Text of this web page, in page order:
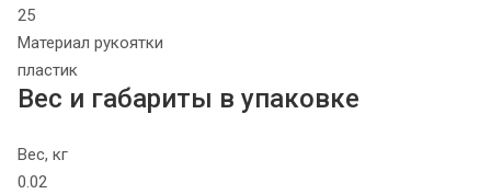
25
Материал рукоятки
пластик
Вес и габариты в упаковке
Вес, кг
0.02